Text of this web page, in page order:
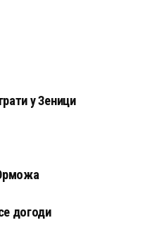
у Зеници
догоди